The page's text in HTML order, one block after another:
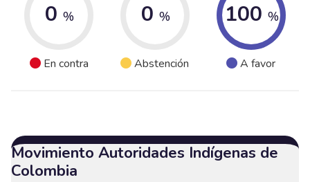
0 %
En contra
0 %
Abstención
100 %
A favor
Movimiento Autoridades Indígenas de
Colombia